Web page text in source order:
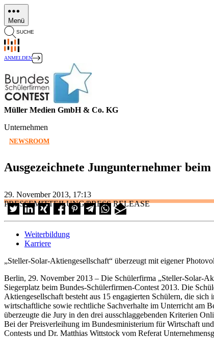
Direkt
zum
Inhalt
Menü
SUCHE
ANMELDEN
Müller Medien GmbH & Co. KG
Unternehmen
NEWSROOM
Ausgezeichnete Jungunternehmer
29. November 2013, 17:13
PRESSEMITTEILUNG/PRESS RELEASE
Weiterbildung
Karriere
„Steller-Solar-Aktiengesellschaft“ überzeugt mit eigener
Berlin, 29. November 2013 – Die Schülerfirma „Steller-Solar-
Siegerplatz beim Bundes-Schülerfirmen-Contest 2013. Die
Aktiengesellschaft besteht aus 15 engagierten Schülern, die
wirtschaftliche sowie rechtliche Sachverhalte im Unterricht am
überzeugte die Jury in den drei ausschlaggebenden Kriterien
Bei der Preisverleihung im Bundesministerium für Wirtschaft
Contests und Dr. Matthias Wittstock vom Referat